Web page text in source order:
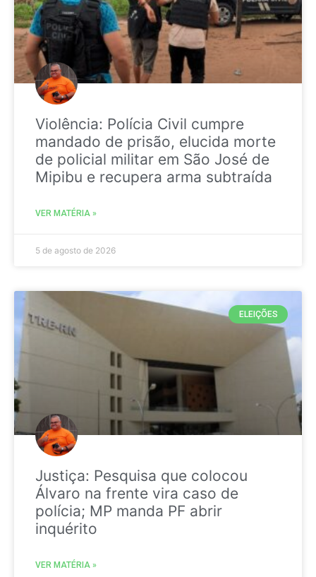
Violência: Polícia Civil cumpre
mandado de prisão, elucida morte
de policial militar em São José de
Mipibu e recupera arma subtraída
VER MATÉRIA »
5 de agosto de 2026
ELEIÇÕES
Justiça: Pesquisa que colocou
Álvaro na frente vira caso de
polícia; MP manda PF abrir
inquérito
VER MATÉRIA »